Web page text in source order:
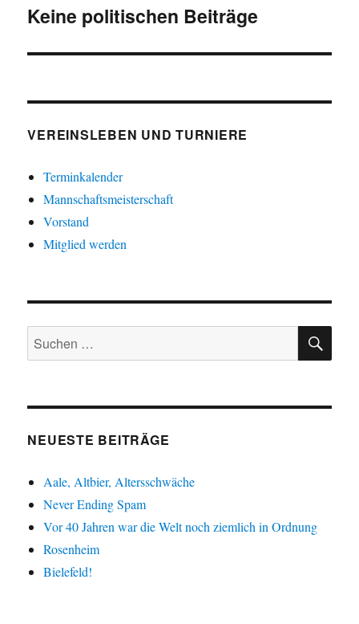
Nächster
Keine politischen Beiträge
VEREINSLEBEN UND TURNIERE
Terminkalender
Mannschaftsmeisterschaft
Vorstand
Mitglied werden
Suche
nach:
NEUESTE BEITRÄGE
Aale, Altbier, Altersschwäche
Never Ending Spam
Vor 40 Jahren war die Welt noch ziemlich in Ordnung
Rosenheim
Bielefeld!